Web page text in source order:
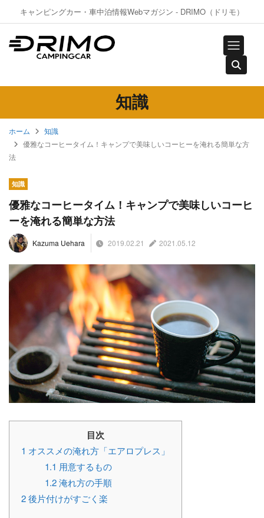
キャンピングカー・車中泊情報Webマガジン - DRIMO（ドリモ）
知識
ホーム
知識
優雅なコーヒータイム！キャンプで美味しいコーヒーを淹れる簡単な方
法
知識
優雅なコーヒータイム！キャンプで美味しいコーヒ
ーを淹れる簡単な方法
Kazuma Uehara 2019.02.21 2021.05.12
目次
1 オススメの淹れ方「エアロプレス」
1.1 用意するもの
1.2淹れ方の手順
2後片付けがすごく楽